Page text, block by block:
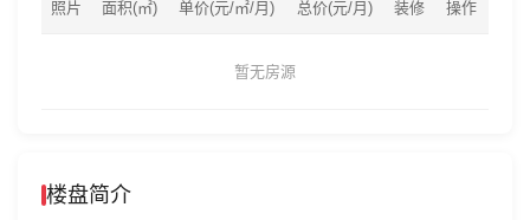
照片 面积(㎡) 单价(元/㎡/月) 总价(元/月) 装修 操作
暂无房源
楼盘简介